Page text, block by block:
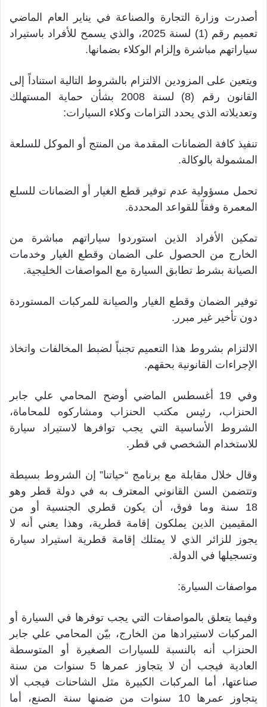
أصدرت وزارة التجارة والصناعة في يناير العام الماضي
تعميم رقم (1) لسنة 2025، والذي يسمح للأفراد باستيراد
سياراتهم مباشرة وإلزام الوكلاء بضمانها.
ويتعين على المزودين الالتزام بالشروط التالية استناداً إلى
القانون رقم (8) لسنة 2008 بشأن حماية المستهلك
وتعديلاته الذي يحدد التزامات وكلاء السيارات:
تنفيذ كافة الضمانات المقدمة من المنتج أو الموكل للسلعة
المشمولة بالوكالة.
تحمل مسؤولية عدم توفير قطع الغيار أو الضمانات للسلع
المعمرة وفقاً للقواعد المحددة.
تمكين الأفراد الذين استوردوا سياراتهم مباشرة من
الخارج من الحصول على الضمان وقطع الغيار وخدمات
الصيانة بشرط تطابق السيارة مع المواصفات الخليجية.
توفير الضمان وقطع الغيار والصيانة للمركبات المستوردة
دون تأخير غير مبرر.
الالتزام بشروط هذا التعميم تجنباً لضبط المخالفات واتخاذ
الإجراءات القانونية بحقهم.
وفي 19 أغسطس الماضي أوضح المحامي علي جابر
الحنزاب، رئيس مكتب الحنزاب ومشاركوه للمحاماة،
الشروط الأساسية التي يجب توافرها لاستيراد سيارة
للاستخدام الشخصي في قطر.
وقال خلال مقابلة مع برنامج “حياتنا” إن الشروط بسيطة
وتتضمن السن القانوني المعترف به في دولة قطر وهو
18 سنة وما فوق، أن يكون قطري الجنسية أو من
المقيمين الذين يملكون إقامة قطرية، وهذا يعني أنه لا
يجوز للزائر الذي لا يمتلك إقامة قطرية استيراد سيارة
وتسجيلها في الدولة.
مواصفات السيارة:
وفيما يتعلق بالمواصفات التي يجب توفرها في السيارة أو
المركبات لاستيرادها من الخارج، بيّن المحامي علي جابر
الحنزاب أنه بالنسبة للسيارات الصغيرة أو المتوسطة
العادية فيجب أن لا يتجاوز عمرها 5 سنوات من سنة
صناعتها، أما المركبات الكبيرة مثل الشاحنات فيجب ألا
يتجاوز عمرها 10 سنوات من ضمنها سنة الصنع، أما